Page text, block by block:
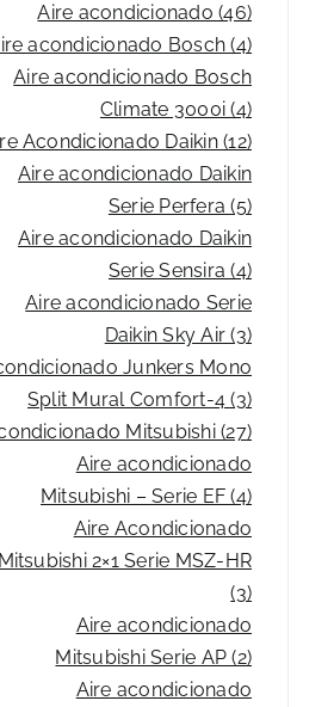
Aire acondicionado (46)
acondicionado Bosch (4)
Aire acondicionado Bosch
Climate 3000i (4)
Acondicionado Daikin (12)
Aire acondicionado Daikin
Serie Perfera (5)
Aire acondicionado Daikin
Serie Sensira (4)
Aire acondicionado Serie
Daikin Sky Air (3)
Junkers Mono
Split Mural Comfort-4 (3)
Mitsubishi (27)
Aire acondicionado
Mitsubishi – Serie EF (4)
Aire Acondicionado
Mitsubishi 2×1 Serie MSZ-HR
(3)
Aire acondicionado
Mitsubishi Serie AP (2)
Aire acondicionado